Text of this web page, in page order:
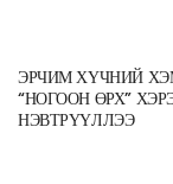
ЭРЧИМ ХҮЧНИЙ
“НОГООН ӨРХ”
НЭВТРҮҮЛЛЭЭ